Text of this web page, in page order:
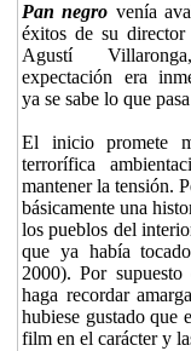
Pan negro venía
éxitos de su
Agustí
expectación era
ya se sabe lo que
El inicio promete
terrorífica
mantener la tensión.
básicamente una
los pueblos del
que ya había
2000). Por
haga recordar
hubiese gustado que
film en el carácter y